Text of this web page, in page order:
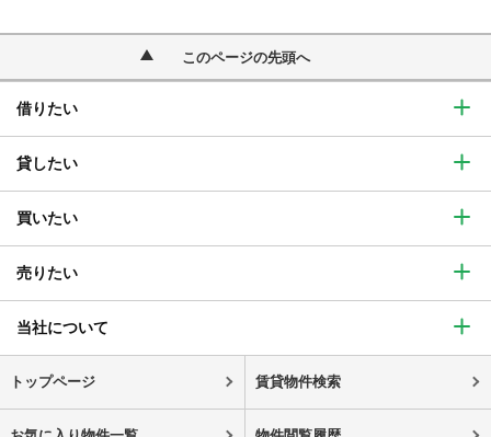
このページの先頭へ
借りたい
貸したい
買いたい
売りたい
当社について
トップページ 賃貸物件検索